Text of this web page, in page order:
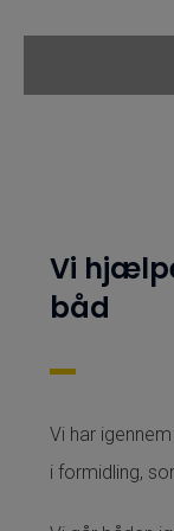
Vi
båd
Vi har
i formidling,